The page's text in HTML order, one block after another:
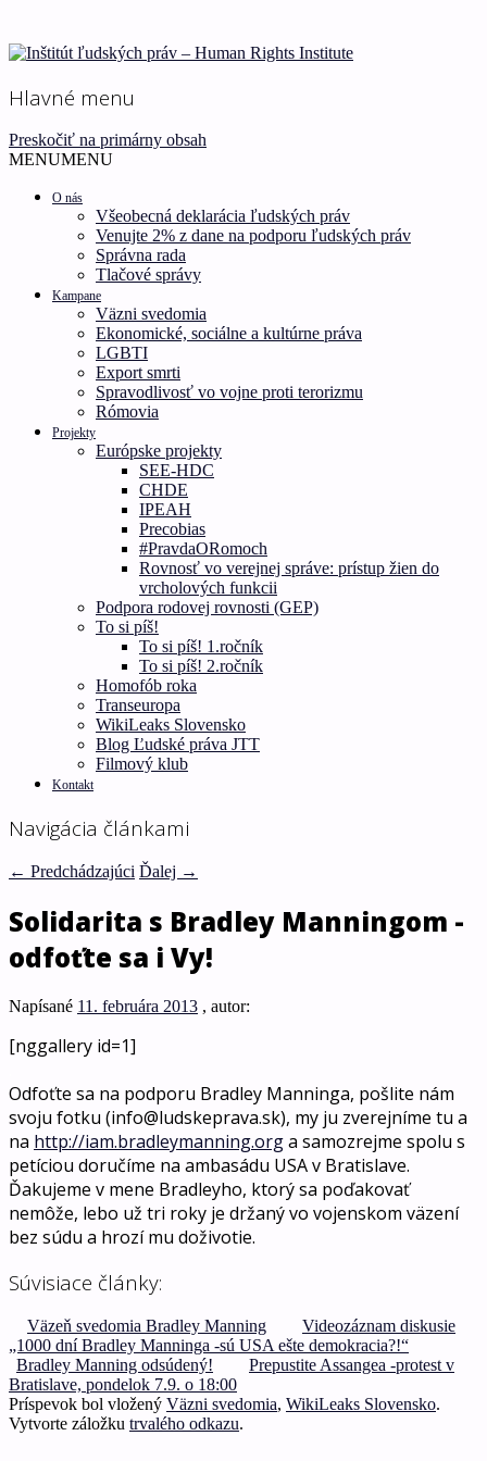
Inštitút ľudských práv –
Human Rights Institute
Ľudské práva pre všetkých!
Hlavné menu
Preskočiť na primárny obsah
MENUMENU
O nás
Všeobecná deklarácia ľudských práv
Venujte 2% z dane na podporu ľudských práv
Správna rada
Tlačové správy
Kampane
Väzni svedomia
Ekonomické, sociálne a kultúrne práva
LGBTI
Export smrti
Spravodlivosť vo vojne proti terorizmu
Rómovia
Projekty
Európske projekty
SEE-HDC
CHDE
IPEAH
Precobias
#PravdaORomoch
Rovnosť vo verejnej správe: prístup žien do
vrcholových funkcii
Podpora rodovej rovnosti (GEP)
To si píš!
To si píš! 1.ročník
To si píš! 2.ročník
Homofób roka
Transeuropa
WikiLeaks Slovensko
Blog Ľudské práva JTT
Filmový klub
Kontakt
Navigácia článkami
← Predchádzajúci Ďalej →
Solidarita s Bradley Manningom -
odfoťte sa i Vy!
Napísané 11. februára 2013 , autor:
[nggallery id=1]
Odfoťte sa na podporu Bradley Manninga, pošlite nám
svoju fotku (info@ludskeprava.sk), my ju zverejníme tu a
na http://iam.bradleymanning.orga samozrejme spolu s
petíciou doručíme na ambasádu USA v Bratislave.
Ďakujeme v mene Bradleyho, ktorý sa poďakovať
nemôže, lebo už tri roky je držaný vo vojenskom väzení
bez súdu a hrozí mu doživotie.
Súvisiace články:
Väzeň svedomia Bradley Manning
Videozáznam diskusie
„1000 dní Bradley Manninga -sú USA ešte demokracia?!“
Bradley Manning odsúdený!
Prepustite Assangea -protest v
Bratislave, pondelok 7.9. o 18:00
Príspevok bol vložený Väzni svedomia, WikiLeaks Slovensko.
Vytvorte záložku trvalého odkazu.